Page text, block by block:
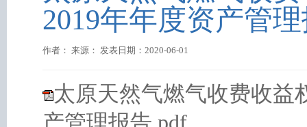
2019年年度资产管
作者： 来源： 发表日期：2020-06-01
太原天然气燃气收费收益